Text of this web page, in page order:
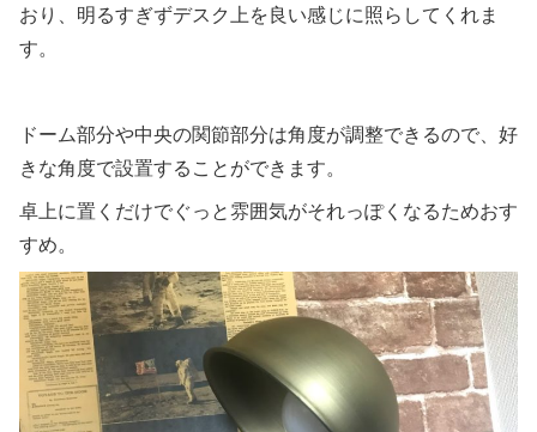
おり、明るすぎずデスク上を良い感じに照らしてくれま
す。
ドーム部分や中央の関節部分は角度が調整できるので、好
きな角度で設置することができます。
卓上に置くだけでぐっと雰囲気がそれっぽくなるためおす
すめ。